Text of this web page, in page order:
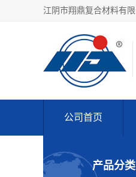
公司首页
产品分类